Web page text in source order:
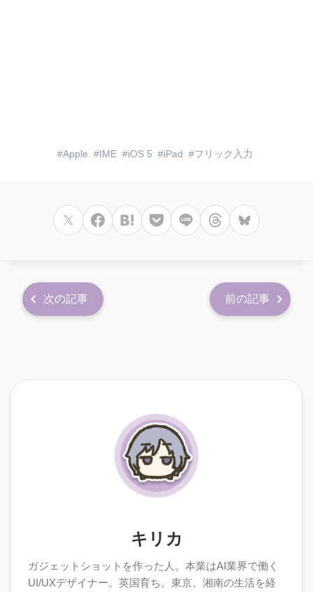
Apple IME iOS 5 iPad フリック入力
次の記事 前の記事
キリカ
ガジェットショットを作った人。本業はAI業界で働く
UI/UXデザイナー。英国育ち。東京、湘南の生活を経